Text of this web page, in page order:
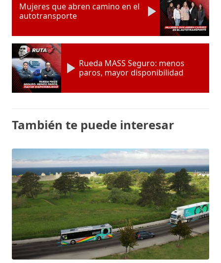
Mujeres que abren camino en el
autotransporte
Rueda MASS Seguro: menos
paros, mayor disponibilidad
También te puede interesar